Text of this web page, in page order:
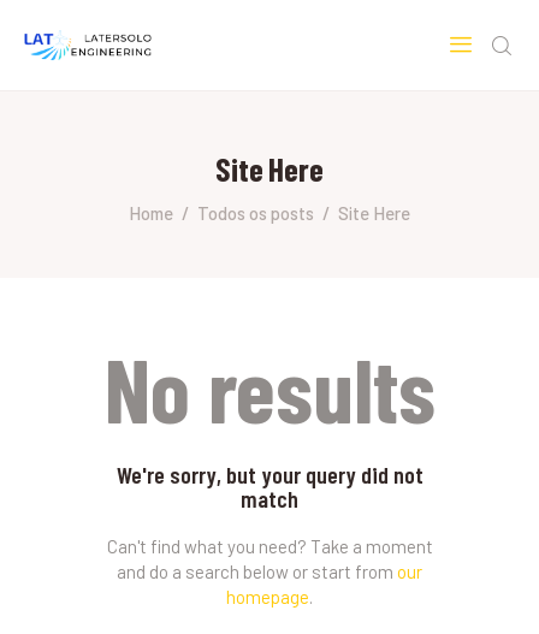
Site Here
Home Todos os posts Site Here
SOBRE A LATERSOLO
No results
We're sorry, but your query did not
match
Can't find what you need? Take a moment
and do a search below or start from our
homepage.